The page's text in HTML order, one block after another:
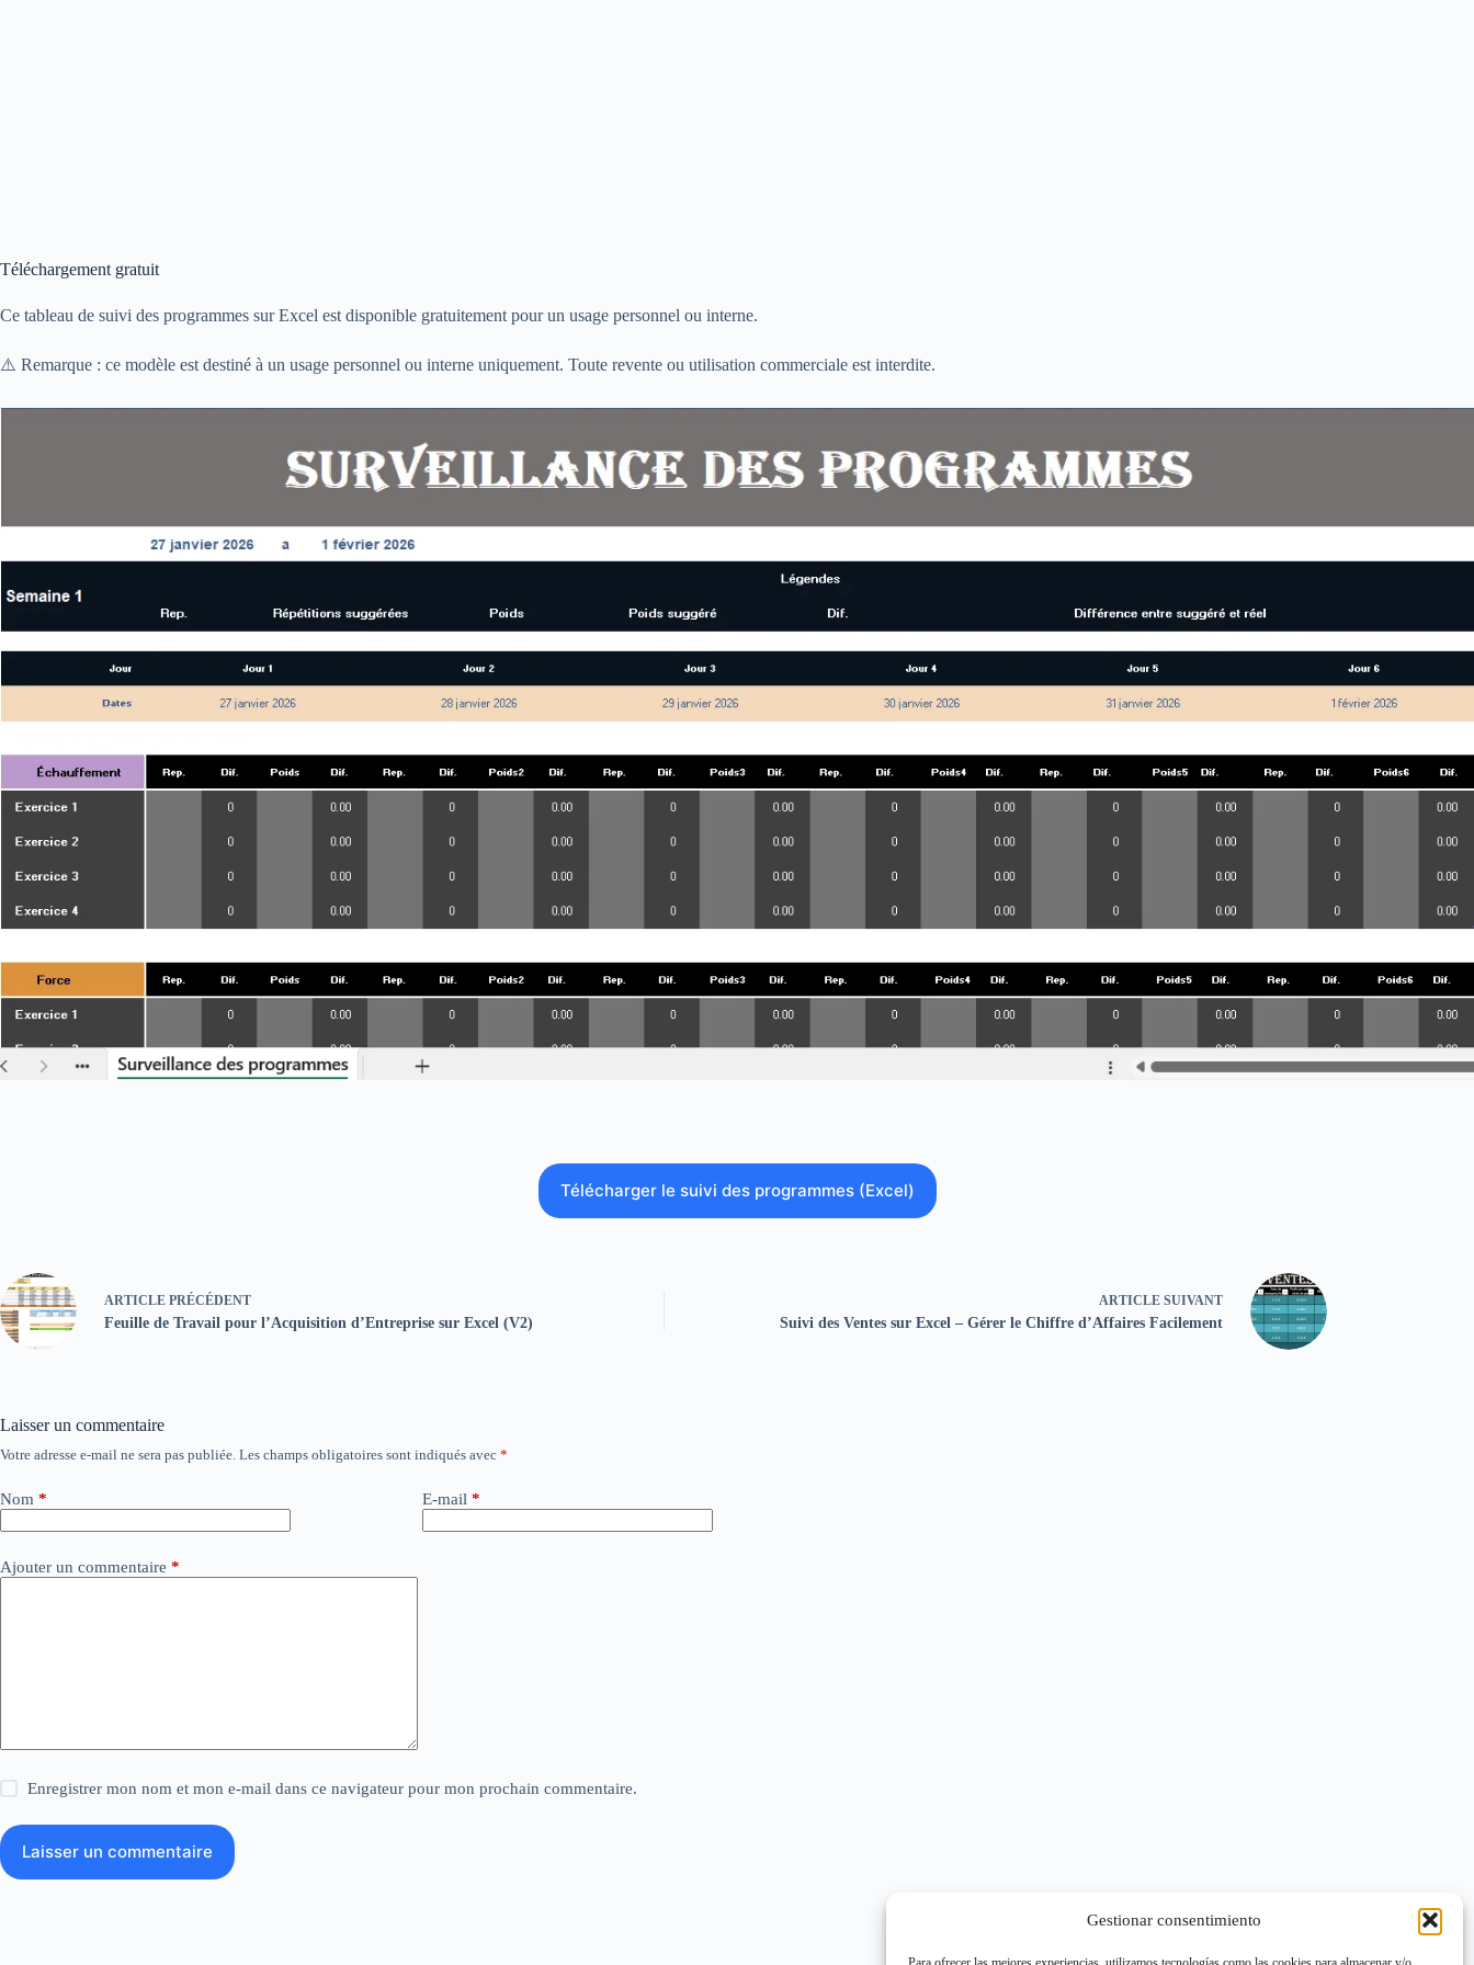
Gestionar consentimiento
Téléchargement gratuit
Ce tableau de suivi des programmes sur Excel est disponible gratuitement pour un usage personnel ou interne.
⚠️ Remarque : ce modèle est destiné à un usage personnel ou interne uniquement. Toute revente ou utilisation commerciale est interdite.
Télécharger le suivi des programmes (Excel)
ARTICLE PRÉCÉDENT
Feuille de Travail pour l’Acquisition d’Entreprise sur Excel (V2)
ARTICLESUIVANT
Suivi des Ventes sur Excel – Gérer le Chiffre d’Affaires Facilement
Laisser un commentaire
Votre adresse e-mail ne sera pas publiée. Les champs obligatoires sont indiqués avec *
Nom * E-mail *
Ajouter un commentaire *
Enregistrer mon nom et mon e-mail dans ce navigateur pour mon prochain commentaire.
Laisser un commentaire